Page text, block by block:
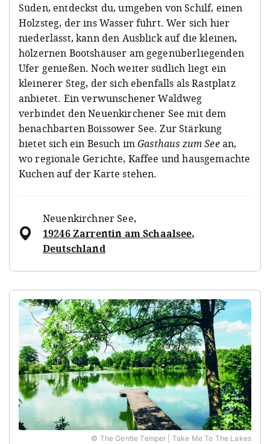
Süden, entdeckst du, umgeben von Schilf, einen
Holzsteg, der ins Wasser führt. Wer sich hier
niederlässt, kann den Ausblick auf die kleinen,
hölzernen Bootshäuser am gegenüberliegenden
Ufer genießen. Noch weiter südlich liegt ein
kleinerer Steg, der sich ebenfalls als Rastplatz
anbietet. Ein verwunschener Waldweg
verbindet den Neuenkirchener See mit dem
benachbarten Boissower See. Zur Stärkung
bietet sich ein Besuch imGasthaus zum Seean,
wo regionale Gerichte, Kaffee und hausgemachte
Kuchen auf der Karte stehen.
Neuenkirchner See,
19246 Zarrentin am Schaalsee,
Deutschland
© The Gentle Temper | Take Me To The Lakes